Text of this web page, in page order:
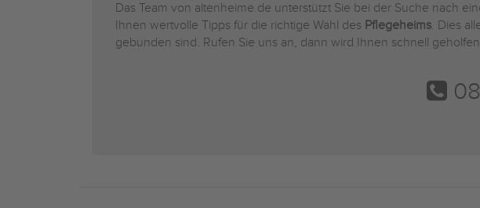
Das Team von altenheime.de unterstützt Sie bei der Suche nach
Ihnen wertvolle Tipps für die richtige Wahl des Pflegeheims. Dies
gebunden sind. Rufen Sie uns an, dann wird Ihnen schnell